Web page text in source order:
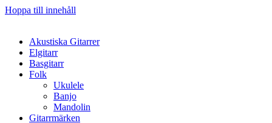
Hoppa till innehåll
Akustiska Gitarrer
Elgitarr
Basgitarr
Folk
Ukulele
Banjo
Mandolin
Gitarrmärken